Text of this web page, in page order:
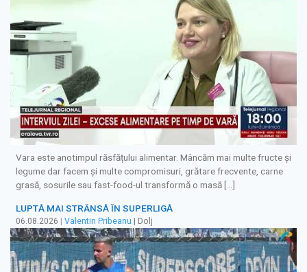
Vara este anotimpul răsfățului alimentar. Mâncăm mai multe fructe și
legume dar facem și multe compromisuri, grătare frecvente, carne
grasă, sosurile sau fast-food-ul transformă o masă […]
LUPTĂ MAI STRÂNSĂ ÎN SUPERLIGĂ
06.08.2026 Valentin Pribeanu | Dolj